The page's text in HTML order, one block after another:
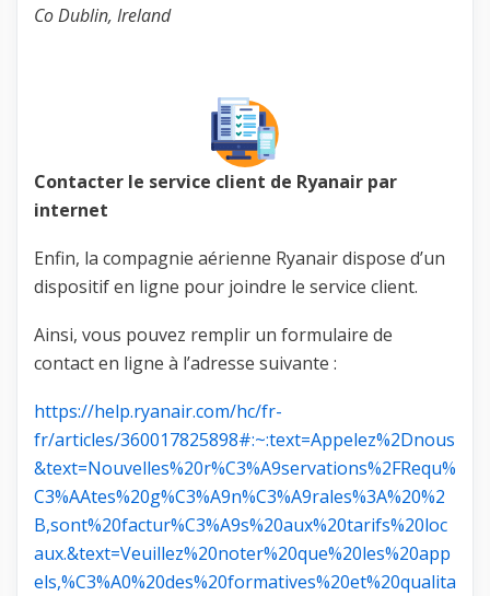
Co Dublin, Ireland
Contacter le service client de Ryanair par
internet
Enfin, la compagnie aérienne Ryanair dispose d’un
dispositif en ligne pour joindre le service client.
Ainsi, vous pouvez remplir un formulaire de
contact en ligne à l’adresse suivante :
https://help.ryanair.com/hc/fr-
fr/articles/360017825898#:~:text=Appelez%2Dnous
&text=Nouvelles%20r%C3%A9servations%2FRequ%
C3%AAtes%20g%C3%A9n%C3%A9rales%3A%20%2
B,sont%20factur%C3%A9s%20aux%20tarifs%20loc
aux.&text=Veuillez%20noter%20que%20les%20app
els,%C3%A0%20des%20formatives%20et%20qualita